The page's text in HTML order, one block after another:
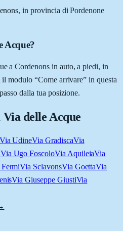
in provincia di Pordenone
Acque?
a Cordenons in auto, a piedi, in
modulo “Come arrivare” in questa
dalla tua posizione.
Via delle Acque
UdineVia GradiscaVia
Via Ugo FoscoloVia AquileiaVia
Via SclavonsVia GoettaVia
Via Giuseppe GiustiVia